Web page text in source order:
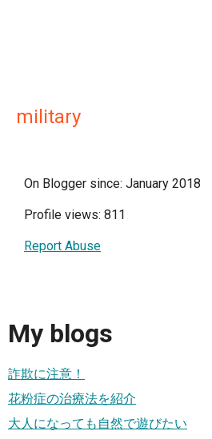
military
On Blogger since: January 2018
Profile views: 811
Report Abuse
My blogs
詐欺に注意！
花粉症の治療法を紹介
大人になっても自然で遊びたい